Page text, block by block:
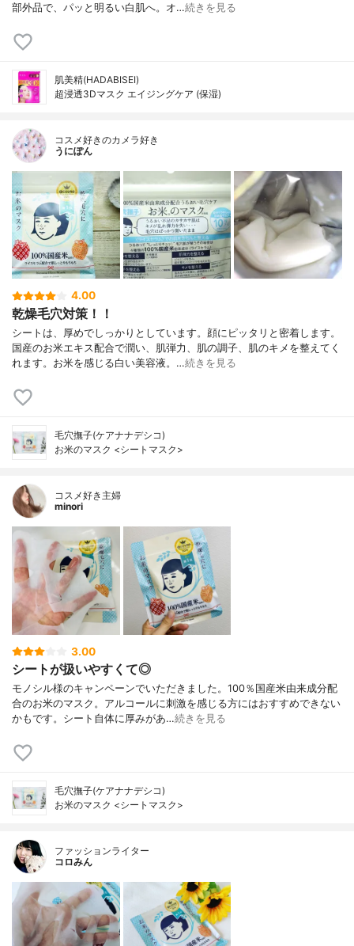
部外品で、パッと明るい白肌へ。オ…続きを見る
肌美精(HADABISEI)
超浸透3Dマスク エイジングケア (保湿)
コスメ好きのカメラ好き
うにぽん
4.00
乾燥毛穴対策！！
シートは、厚めでしっかりとしています。顔にピッタリと密着します。
国産のお米エキス配合で潤い、肌弾力、肌の調子、肌のキメを整えてく
れます。お米を感じる白い美容液。…続きを見る
毛穴撫子(ケアナナデシコ)
お米のマスク <シートマスク>
コスメ好き主婦
minori
3.00
シートが扱いやすくて◎
モノシル様のキャンペーンでいただきました。100％国産米由来成分配
合のお米のマスク。アルコールに刺激を感じる方にはおすすめできない
かもです。シート自体に厚みがあ…続きを見る
毛穴撫子(ケアナナデシコ)
お米のマスク <シートマスク>
ファッションライター
コロみん